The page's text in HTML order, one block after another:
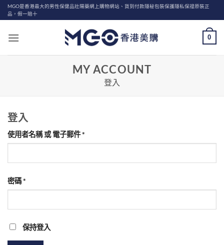
Skip
to
MGO是香港最大的男性保健品壯陽藥網上購物網站、貨到付款隱秘包裝保護隱私保證原裝正
品，假一賠十
0
MY ACCOUNT
登入
登入
使用者名稱 或 電子郵件*
填
密碼*
填
保持登入